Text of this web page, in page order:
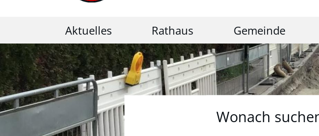
Aktuelles Rathaus Gemeinde